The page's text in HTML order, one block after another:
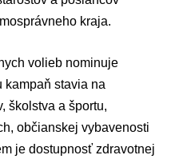
kraja.
volieb nominuje
kampaň stavia na
školstva a športu,
občianskej vybavenosti
je dostupnosť zdravotnej